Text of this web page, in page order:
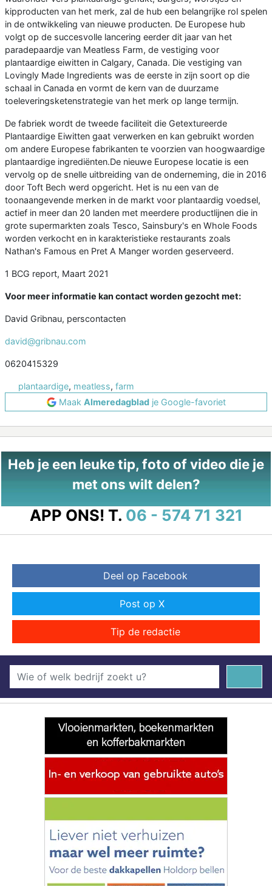
kipproducten van het merk, zal de hub een belangrijke rol spelen
in de ontwikkeling van nieuwe producten. De Europese hub
volgt op de succesvolle lancering eerder dit jaar van het
paradepaardje van Meatless Farm, de vestiging voor
plantaardige eiwitten in Calgary, Canada. Die vestiging van
Lovingly Made Ingredients was de eerste in zijn soort op die
schaal in Canada en vormt de kern van de duurzame
toeleveringsketenstrategie van het merk op lange termijn.
De fabriek wordt de tweede faciliteit die Getextureerde
Plantaardige Eiwitten gaat verwerken en kan gebruikt worden
om andere Europese fabrikanten te voorzien van hoogwaardige
plantaardige ingrediënten.De nieuwe Europese locatie is een
vervolg op de snelle uitbreiding van de onderneming, die in 2016
door Toft Bech werd opgericht. Het is nu een van de
toonaangevende merken in de markt voor plantaardig voedsel,
actief in meer dan 20 landen met meerdere productlijnen die in
grote supermarkten zoals Tesco, Sainsbury's en Whole Foods
worden verkocht en in karakteristieke restaurants zoals
Nathan's Famous en Pret A Manger worden geserveerd.
1 BCG report, Maart 2021
Voor meer informatie kan contact worden gezocht met:
David Gribnau, perscontacten
david@gribnau.com
0620415329
plantaardige, meatless, farm
Maak Almeredagbladje Google-favoriet
Heb je een leuke tip, foto of video die je
met ons wilt delen?
APP ONS! T. 06 - 574 71 321
Deel op Facebook
Post op X
Tip de redactie